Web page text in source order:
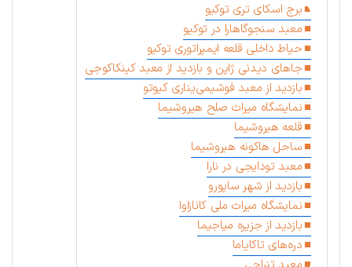
برج اسکای تری توکیو
معبد سنجوگاهارا در توکیو
حیاط داخلی قلعه ایمپراتوری توکیو
جاهای دیدنی ژاپن و بازدید از معبد کینکاکوجی
بازدید از معبد فوشیمی‌یناری کیوتو
نمایشگاه میراث صلح هیروشیما
قلعه هیروشیما
ساحل هاکونه هیروشیما
معبد تودایجی در نارا
بازدید از شهر ساپورو
نمایشگاه میراث ملی کانازاوا
بازدید از جزیره میاجیما
دره‌های تاکایاما